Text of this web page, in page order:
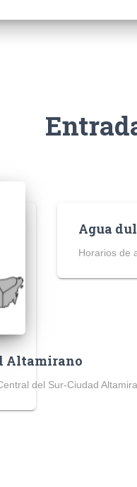
Altamirano
del Sur-Ciudad
Agua
Horarios de